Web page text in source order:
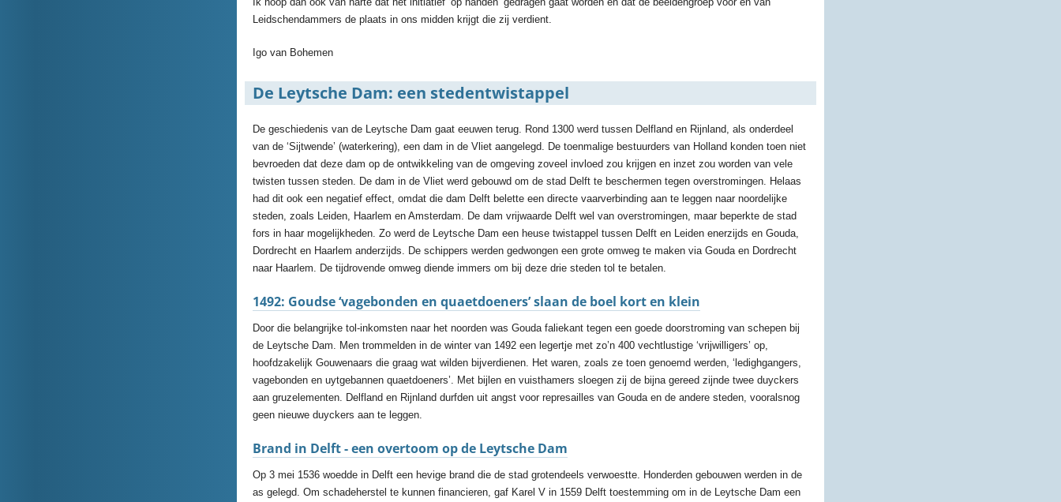
Leidschendammers de plaats in ons midden krijgt die zij verdient.
Igo van Bohemen
De Leytsche Dam: een stedentwistappel
De geschiedenis van de Leytsche Dam gaat eeuwen terug. Rond 1300 werd tussen Delfland en Rijnland, als onderdeel
van de ‘Sijtwende’ (waterkering), een dam in de Vliet aangelegd. De toenmalige bestuurders van Holland konden toen niet
bevroeden dat deze dam op de ontwikkeling van de omgeving zoveel invloed zou krijgen en inzet zou worden van vele
twisten tussen steden. De dam in de Vliet werd gebouwd om de stad Delft te beschermen tegen overstromingen. Helaas
had dit ook een negatief effect, omdat die dam Delft belette een directe vaarverbinding aan te leggen naar noordelijke
steden, zoals Leiden, Haarlem en Amsterdam. De dam vrijwaarde Delft wel van overstromingen, maar beperkte de stad
fors in haar mogelijkheden. Zo werd de Leytsche Dam een heuse twistappel tussen Delft en Leiden enerzijds en Gouda,
Dordrecht en Haarlem anderzijds. De schippers werden gedwongen een grote omweg te maken via Gouda en Dordrecht
naar Haarlem. De tijdrovende omweg diende immers om bij deze drie steden tol te betalen.
1492: Goudse ‘vagebonden en quaetdoeners’ slaan de boel kort en klein
Door die belangrijke tol-inkomsten naar het noorden was Gouda faliekant tegen een goede doorstroming van schepen bij
de Leytsche Dam. Men trommelden in de winter van 1492 een legertje met zo’n 400 vechtlustige ‘vrijwilligers’ op,
hoofdzakelijk Gouwenaars die graag wat wilden bijverdienen. Het waren, zoals ze toen genoemd werden, ‘ledighgangers,
vagebonden en uytgebannen quaetdoeners’. Met bijlen en vuisthamers sloegen zij de bijna gereed zijnde twee duyckers
aan gruzelementen. Delfland en Rijnland durfden uit angst voor represailles van Gouda en de andere steden, vooralsnog
geen nieuwe duyckers aan te leggen.
Brand in Delft - een overtoom op de Leytsche Dam
Op 3 mei 1536 woedde in Delft een hevige brand die de stad grotendeels verwoestte. Honderden gebouwen werden in de
as gelegd. Om schadeherstel te kunnen financieren, gaf Karel V in 1559 Delft toestemming om in de Leytsche Dam een